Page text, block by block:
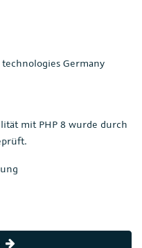
Germany
mit PHP 8 wurde durch